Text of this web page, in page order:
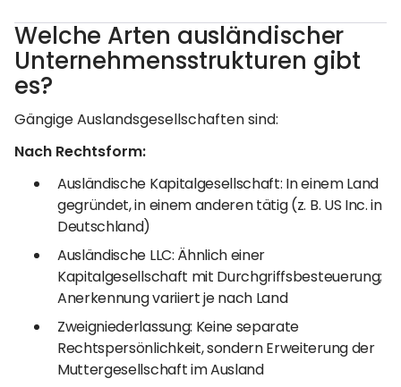
Welche Arten ausländischer
Unternehmensstrukturen gibt
es?
Gängige Auslandsgesellschaften sind:
Nach Rechtsform:
Ausländische Kapitalgesellschaft: In einem Land
gegründet, in einem anderen tätig (z. B. US Inc. in
Deutschland)
Ausländische LLC: Ähnlich einer
Kapitalgesellschaft mit Durchgriffsbesteuerung;
Anerkennung variiert je nach Land
Zweigniederlassung: Keine separate
Rechtspersönlichkeit, sondern Erweiterung der
Muttergesellschaft im Ausland